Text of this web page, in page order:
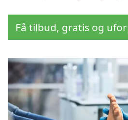
Få tilbud, gratis og